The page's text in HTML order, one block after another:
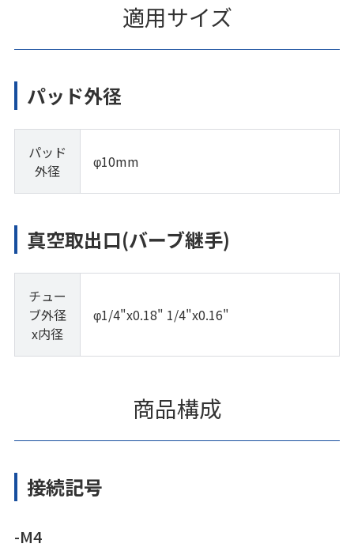
適用サイズ
パッド外径
パッド
外径
φ10mm
真空取出口(バーブ継手)
チュー
ブ外径
x内径
φ1/4"x0.18" 1/4"x0.16"
商品構成
接続記号
-M4